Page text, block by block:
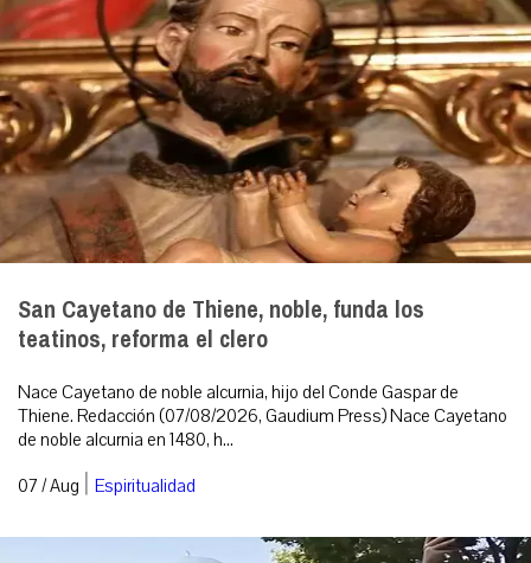
San Cayetano de Thiene, noble, funda los
teatinos, reforma el clero
Nace Cayetano de noble alcurnia, hijo del Conde Gaspar de
Thiene. Redacción (07/08/2026, Gaudium Press) Nace Cayetano
de noble alcurnia en 1480, h...
07 / Aug | Espiritualidad